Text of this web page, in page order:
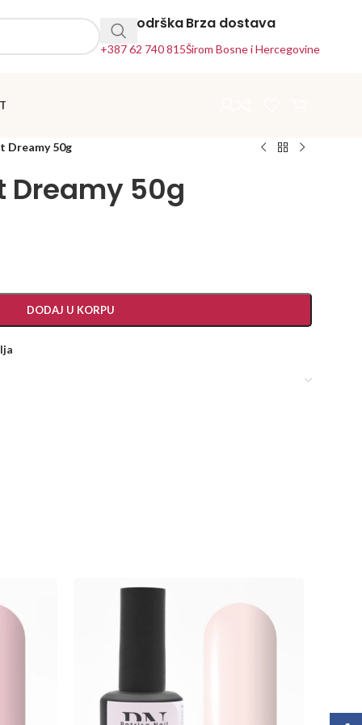
24h Podrška
+387 62 740 815
Brza dostava
Širom Bosne i Hercegovine
Dreamy 50g
Dreamy 50g
DODAJ U KORPU